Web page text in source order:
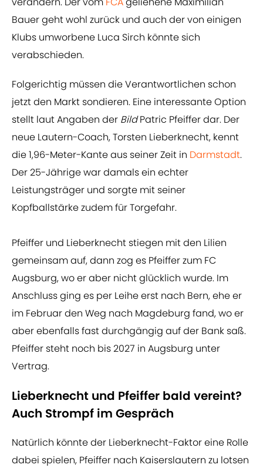
Bauer geht wohl zurück und auch der von einigen
Klubs umworbene Luca Sirch könnte sich
verabschieden.
Folgerichtig müssen die Verantwortlichen schon
jetzt den Markt sondieren. Eine interessante Option
stellt laut Angaben der BildPatric Pfeiffer dar. Der
neue Lautern-Coach, Torsten Lieberknecht, kennt
die 1,96-Meter-Kante aus seiner Zeit in Darmstadt.
Der 25-Jährige war damals ein echter
Leistungsträger und sorgte mit seiner
Kopfballstärke zudem für Torgefahr.
Pfeiffer und Lieberknecht stiegen mit den Lilien
gemeinsam auf, dann zog es Pfeiffer zum FC
Augsburg, wo er aber nicht glücklich wurde. Im
Anschluss ging es per Leihe erst nach Bern, ehe er
im Februar den Weg nach Magdeburg fand, wo er
aber ebenfalls fast durchgängig auf der Bank saß.
Pfeiffer steht noch bis 2027 in Augsburg unter
Vertrag.
Lieberknecht und Pfeiffer bald vereint?
Auch Strompf im Gespräch
Natürlich könnte der Lieberknecht-Faktor eine Rolle
dabei spielen, Pfeiffer nach Kaiserslautern zu lotsen